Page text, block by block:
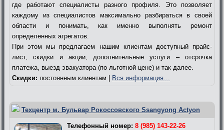
где работают специалисты разного профиля. Это позволяет
каждому из специалистов максимально разбираться в своей
области и понимать, как именно выполнять ремонт
определенных агрегатов.
При этом мы предлагаем нашим клиентам доступный прайс-
лист, скидки и акции, дополнительные услуги – отсрочка
платежа, выезд эвакуатора (по льготной цене) и так далее.
Скидки: постоянным клиентам | Вся информация…
Техцентр м. Бульвар Рокоссовского Ssangyong Actyon
Телефонный номер: 8 (985) 143-22-26